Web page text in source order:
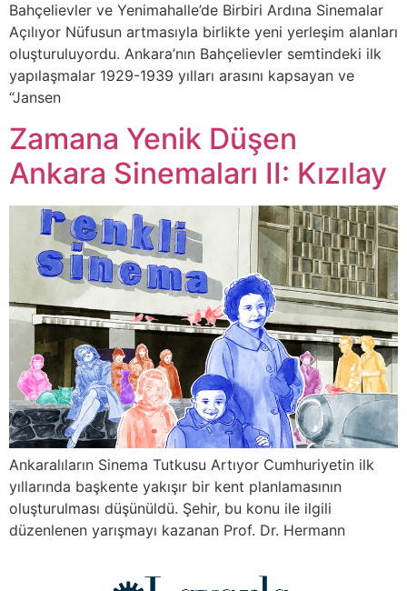
Bahçelievler ve Yenimahalle’de Birbiri Ardına Sinemalar
Açılıyor Nüfusun artmasıyla birlikte yeni yerleşim alanları
oluşturuluyordu. Ankara’nın Bahçelievler semtindeki ilk
yapılaşmalar 1929-1939 yılları arasını kapsayan ve
“Jansen
Zamana Yenik Düşen
Ankara Sinemaları II: Kızılay
Ankaralıların Sinema Tutkusu Artıyor Cumhuriyetin ilk
yıllarında başkente yakışır bir kent planlamasının
oluşturulması düşünüldü. Şehir, bu konu ile ilgili
düzenlenen yarışmayı kazanan Prof. Dr. Hermann